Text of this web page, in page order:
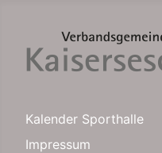
Kalender Sporthalle
Impressum